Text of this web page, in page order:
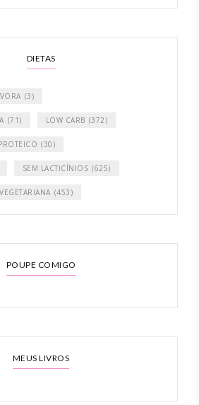
DIETAS
(3)
(71) LOW CARB (372)
(30)
SEM LACTICÍNIOS (625)
VEGETARIANA (453)
POUPE COMIGO
MEUS LIVROS